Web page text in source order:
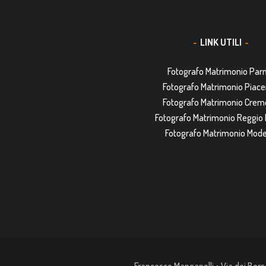
LINK UTILI
Fotografo Matrimonio
Fotografo Matrimonio
Fotografo Matrimonio
Fotografo Matrimonio Reggio
Fotografo Matrimonio